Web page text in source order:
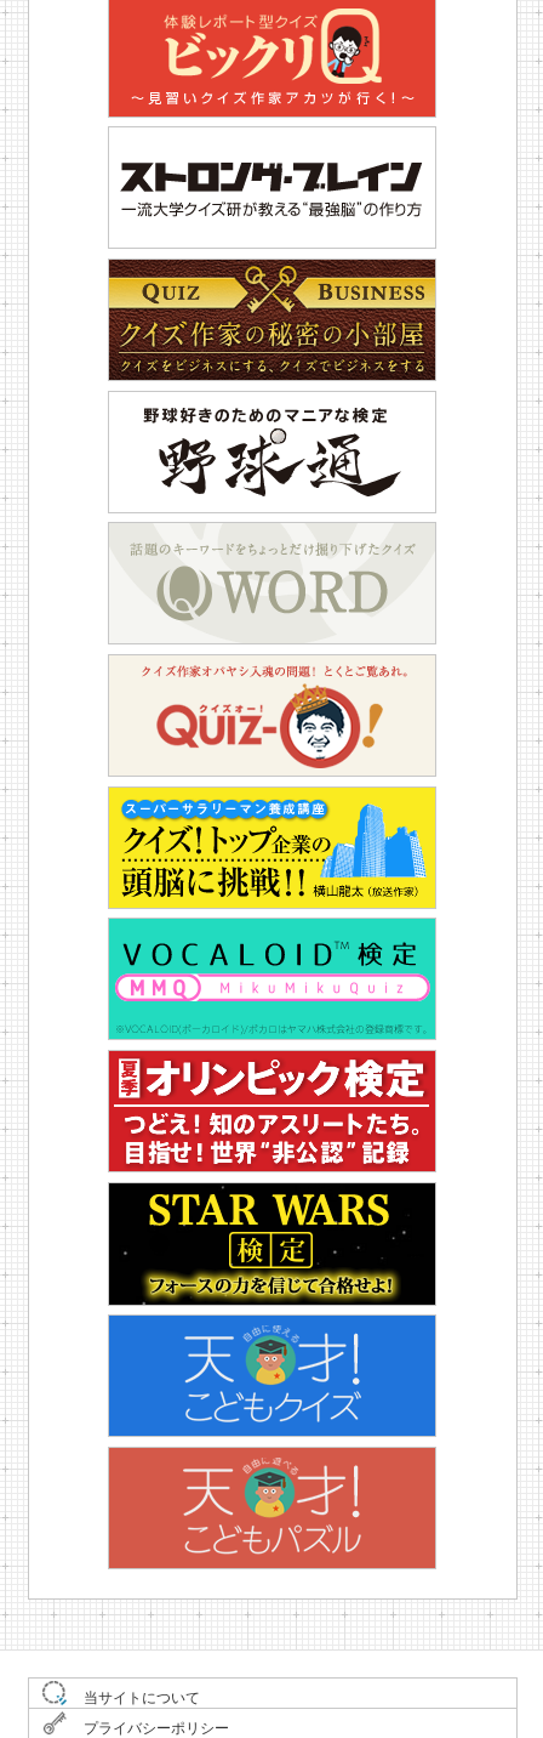
当サイトについて
プライバシーポリシー